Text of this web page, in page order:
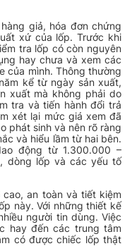
giả, hóa đơn chứng
xứ của lốp. Trước khi
tra lốp có còn nguyên
hay chưa và xem các
của mình. Thông thường
kể từ ngày sản xuất,
xuất mà không phải do
tra và tiến hành đổi trả
xét lại mức giá xem đã
phát sinh và nên rõ ràng
và hiểu lầm từ hai bên.
động từ 1.300.000 –
dòng lốp và các yếu tố
an toàn và tiết kiệm
này. Với những thiết kế
người tin dùng. Việc
hay đến các trung tâm
có được chiếc lốp thật